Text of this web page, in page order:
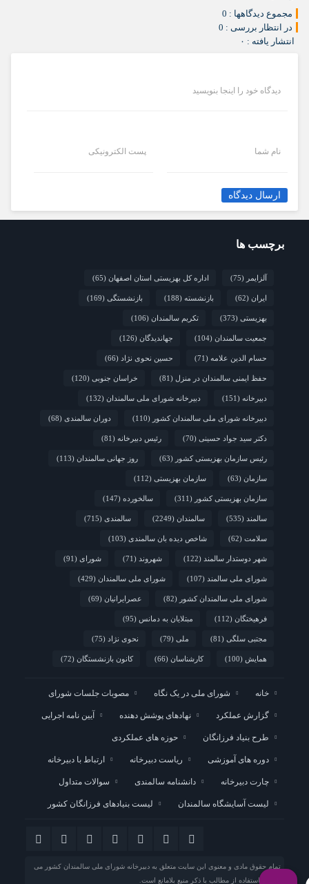
مجموع دیدگاهها : 0
در انتظار بررسی : 0
انتشار یافته : ۰
دیدگاه خود را اینجا بنویسید
نام شما پست الکترونیکی
ارسال دیدگاه
برچسب ها
آلزایمر (75) اداره کل بهزیستی استان اصفهان (65)
ایران (62) بازنشسته (188) بازنشستگی (169)
بهزیستی (373) تکریم سالمندان (106)
جمعیت سالمندان (104) جهاندیدگان (126)
حسام الدین علامه (71) حسین نحوی نژاد (66)
حفظ ایمنی سالمندان در منزل (81) خراسان جنوبی (120)
دبیرخانه (151) دبیرخانه شورای ملی سالمندان (132)
دبیرخانه شورای ملی سالمندان کشور (110) دوران سالمندی (68)
دکتر سید جواد حسینی (70) رئیس دبیرخانه (81)
رئیس سازمان بهزیستی کشور (63) روز جهانی سالمندان (113)
سازمان (63) سازمان بهزیستی (112)
سازمان بهزیستی کشور (311) سالخورده (147)
سالمند (535) سالمندان (2249) سالمندی (715)
سلامت (62) شاخص دیده بان سالمندی (103)
شهر دوستدار سالمند (122) شهروند (71) شورای (91)
شورای ملی سالمند (107) شورای ملی سالمندان (429)
شورای ملی سالمندان کشور (82) عصرایرانیان (69)
فرهیختگان (112) مبتلایان به دمانس (95)
مجتبی سلگی (81) ملی (79) نحوی نژاد (75)
همایش (100) کارشناسان (66) کانون بازنشستگان (72)
خانه شورای ملی در یک نگاه مصوبات جلسات شورای
گزارش عملکرد نهادهای پوشش دهنده آیین نامه اجرایی
طرح بنیاد فرزانگان حوزه های عملکردی
دوره های آموزشی ریاست دبیرخانه ارتباط با دبیرخانه
چارت دبیرخانه دانشنامه سالمندی سوالات متداول
لیست آسایشگاه سالمندان لیست بنیادهای فرزانگان کشور
تمام حقوق مادی و معنوی این سایت متعلق به دبیرخانه شورای ملی سالمندان کشور می
باشد و استفاده از مطالب با ذکر منبع بلامانع است.